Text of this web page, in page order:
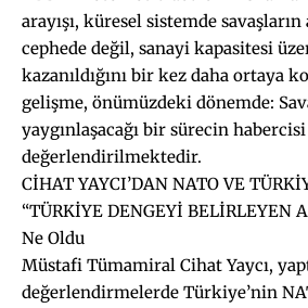
arayışı, küresel sistemde
cephede değil, sanayi kapasitesi
kazanıldığını bir kez daha ortaya
gelişme, önümüzdeki dönemde:
yaygınlaşacağı bir sürecin
değerlendirilmektedir.
CİHAT YAYCI’DAN NATO VE
“TÜRKİYE DENGEYİ BELİRLEYEN
Ne Oldu
Müstafi Tümamiral Cihat Yaycı,
değerlendirmelerde Türkiye’nin